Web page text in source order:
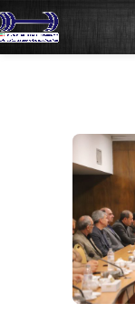
که میزبان وزنه